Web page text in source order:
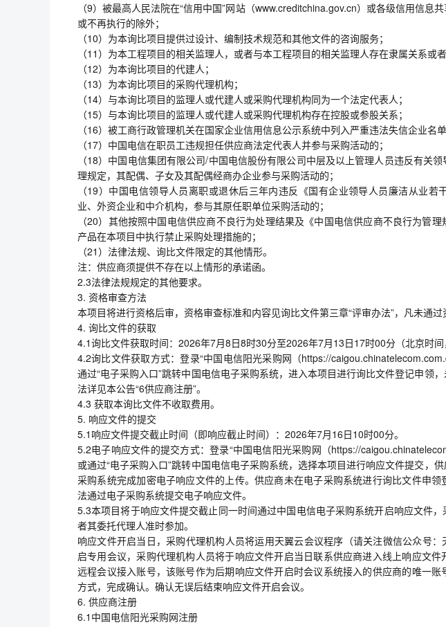
（9）被最高人民法院在“信用中国”网站（www.creditchina.gov.cn）或各级信用信息
或不再执行的除外；
（10）为本询比项目提供过设计、编制技术规范和其他文件的咨询服务；
（11）为本工程项目的相关监理人，或者与本工程项目的相关监理人存在隶属关系或
（12）为本询比项目的代建人；
（13）为本询比项目的采购代理机构；
（14）与本询比项目的监理人或代建人或采购代理机构同为一个法定代表人；
（15）与本询比项目的监理人或代建人或采购代理机构存在控股或参股关系；
（16）被工商行政管理机关在国家企业信用信息公示系统中列入严重违法失信企业名单
（17）中国电信在职员工违规担任供应商法定代表人并参与采购活动的；
（18）中国电信集团有限公司/中国电信股份有限公司中层及以上管理人员违反有关
理规定，其配偶、子女及其配偶经商办企业参与采购活动的；
（19）中国电信领导人员离职或退休后三年内违反《国有企业领导人员廉洁从业
业、外资企业和中介机构，参与其原任职单位采购活动的；
（20）其他按照中国电信供应商不良行为处理结果及《中国电信供应商不良行为管
产品在本项目中执行禁止采购处理措施的；
（21）法律法规、询比文件限定的其他情形。
注：供应商须提供不存在以上情形的承诺函。
2.3法律法规规定的其他要求。
3. 资格审查方法
本项目将进行资格后审，资格审查标准和内容见询比文件第三章“评审办法”，凡未通过
4. 询比文件的获取
4.1询比文件获取时间：2026年7月8日8时30分至2026年7月13日17时00分（北京时间
4.2询比文件获取方式：登录“中国电信阳光采购网（https://
通过“电子采购入口”跳转中国电信电子采购系统，进入本项目进行询比文件登记申领
法详见本公告“6供应商注册”。
4.3 获取本询比文件不收取费用。
5. 响应文件的提交
5.1响应文件提交截止时间（即响应截止时间）：2026年7月16日10时00分。
5.2电子响应文件的提交方式：登录“中国电信阳光采购网（https://
或通过“电子采购入口”跳转中国电信电子采购系统，选择本项目进行响应文件提交，
采购系统完成加密电子响应文件的上传。供应商未在电子采购系统进行询比文件申
法通过电子采购系统提交电子响应文件。
5.3本项目将于响应文件提交截止同一时间通过中国电信电子采购系统开启响应文件
者其委托代理人准时参加。
响应文件开启当日，采购代理机构人员将运用天翼云会议程序（请关注微信公众号
启专用会议，采购代理机构人员将于响应文件开启当日联系供应商进入线上响应文
远程会议接入账号，该账号作为后期响应文件开启时会议系统接入的供应商的唯一
方式，完成确认。确认无误后结束响应文件开启会议。
6. 供应商注册
6.1中国电信阳光采购网注册